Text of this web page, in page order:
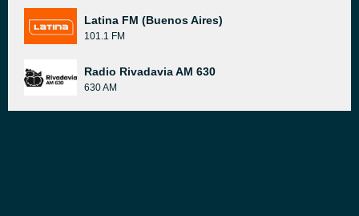
Latina FM (Buenos Aires)
101.1 FM
Radio Rivadavia AM 630
630 AM